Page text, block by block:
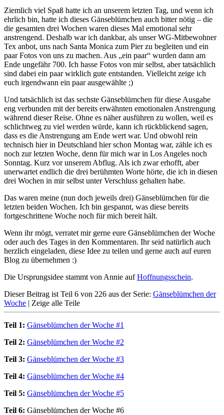
Ziemlich viel Spaß hatte ich an unserem letzten Tag, und wenn ich
ehrlich bin, hatte ich dieses Gänseblümchen auch bitter nötig – die
die gesamten drei Wochen waren dieses Mal emotional sehr
anstrengend. Deshalb war ich dankbar, als unser WG-Mitbewohner
Tex anbot, uns nach Santa Monica zum Pier zu begleiten und ein
paar Fotos von uns zu machen. Aus „ein paar“ wurden dann am
Ende ungefähr 700. Ich hasse Fotos von mir selbst, aber tatsächlich
sind dabei ein paar wirklich gute entstanden. Vielleicht zeige ich
euch irgendwann ein paar ausgewählte ;)
Und tatsächlich ist das sechste Gänseblümchen für diese Ausgabe
eng verbunden mit der bereits erwähnten emotionalen Anstrengung
während dieser Reise. Ohne es näher ausführen zu wollen, weil es
schlichtweg zu viel werden würde, kann ich rückblickend sagen,
dass es die Anstrengung am Ende wert war. Und obwohl rein
technisch hier in Deutschland hier schon Montag war, zähle ich es
noch zur letzten Woche, denn für mich war in Los Angeles noch
Sonntag. Kurz vor unserem Abflug. Als ich zwar erhofft, aber
unerwartet endlich die drei berühmten Worte hörte, die ich in diesen
drei Wochen in mir selbst unter Verschluss gehalten habe.
Das waren meine (nun doch jeweils drei) Gänseblümchen für die
letzten beiden Wochen. Ich bin gespannt, was diese bereits
fortgeschrittene Woche noch für mich bereit hält.
Wenn ihr mögt, verratet mir gerne eure Gänseblümchen der Woche
oder auch des Tages in den Kommentaren. Ihr seid natürlich auch
herzlich eingeladen, diese Idee zu teilen und gerne auch auf euren
Blog zu übernehmen :)
Die Ursprungsidee stammt von Annie aufHoffnungsschein.
Dieser Beitrag ist Teil 6 von 226 aus der Serie: Gänseblümchen der
Woche | Zeige alle Teile
Teil 1: Gänseblümchen der Woche #1
Teil 2: Gänseblümchen der Woche #2
Teil 3: Gänseblümchen der Woche #3
Teil 4: Gänseblümchen der Woche #4
Teil 5: Gänseblümchen der Woche #5
Teil 6: Gänseblümchen der Woche #6